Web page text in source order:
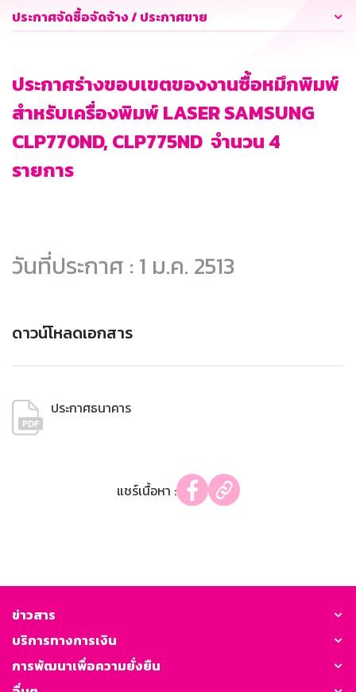
ประกาศจัดซื้อจัดจ้าง / ประกาศขาย
ประกาศร่างขอบเขตของงานซื้อหมึกพิมพ์
สำหรับเครื่องพิมพ์ LASER SAMSUNG
CLP770ND, CLP775ND จำนวน 4
รายการ
วันที่ประกาศ : 1 ม.ค. 2513
ดาวน์โหลดเอกสาร
ประกาศธนาคาร
แชร์เนื้อหา :
ข่าวสาร
บริการทางการเงิน
การพัฒนาเพื่อความยั่งยืน